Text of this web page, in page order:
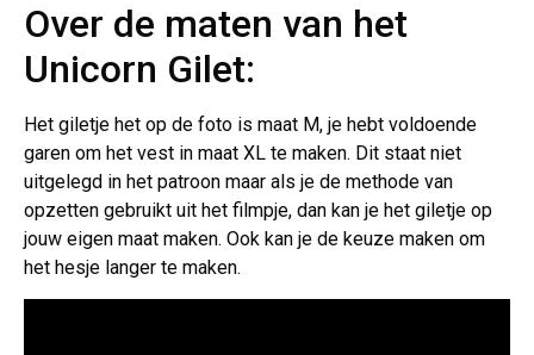
Over de maten van het
Unicorn Gilet:
Het giletje het op de foto is maat M, je hebt voldoende
garen om het vest in maat XL te maken. Dit staat niet
uitgelegd in het patroon maar als je de methode van
opzetten gebruikt uit het filmpje, dan kan je het giletje op
jouw eigen maat maken. Ook kan je de keuze maken om
het hesje langer te maken.